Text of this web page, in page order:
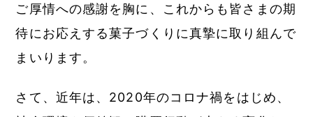
ご厚情への感謝を胸に、これからも皆さまの期
待にお応えする菓子づくりに真摯に取り組んで
まいります。
さて、近年は、2020年のコロナ禍をはじめ、